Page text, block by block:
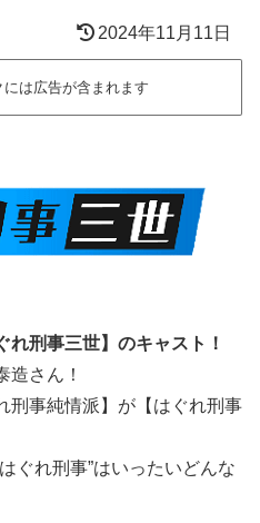
2024年11月11日
は広告が含まれます
れ刑事三世】のキャスト！
造さん！
刑事純情派】が【はぐれ刑事
ぐれ刑事”はいったいどんな